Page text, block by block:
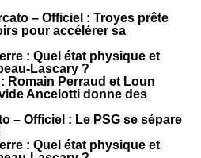
– Officiel : Troyes prête
pour accélérer sa
: Quel état physique et
Lascary ?
Romain Perraud et Loun
Ancelotti donne des
– Officiel : Le PSG se sépare
: Quel état physique et